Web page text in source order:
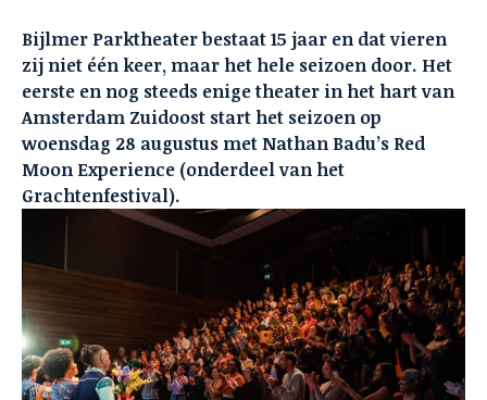
Bijlmer Parktheater bestaat 15 jaar en dat vieren
zij niet één keer, maar het hele seizoen door. Het
eerste en nog steeds enige theater in het hart van
Amsterdam Zuidoost start het seizoen op
woensdag 28 augustus met Nathan Badu’s Red
Moon Experience (onderdeel van het
Grachtenfestival).